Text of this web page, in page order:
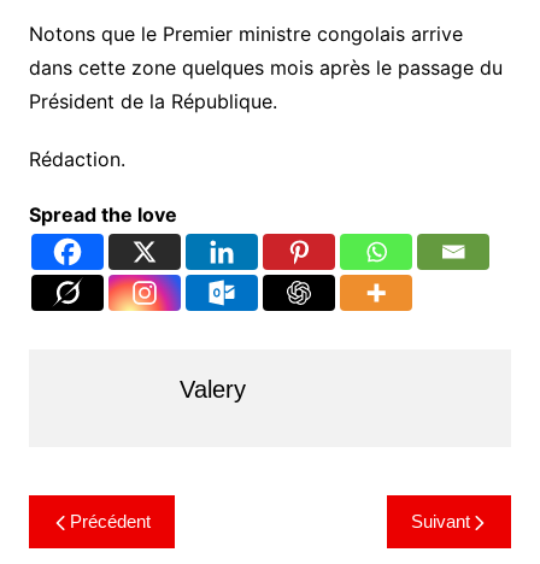
Notons que le Premier ministre congolais arrive
dans cette zone quelques mois après le passage du
Président de la République.
Rédaction.
Spread the love
Valery
Précédent Suivant